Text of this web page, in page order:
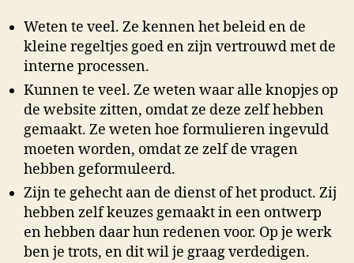
Weten te veel. Ze kennen het beleid en de
kleine regeltjes goed en zijn vertrouwd met de
interne processen.
Kunnen te veel. Ze weten waar alle knopjes op
de website zitten, omdat ze deze zelf hebben
gemaakt. Ze weten hoe formulieren ingevuld
moeten worden, omdat ze zelf de vragen
hebben geformuleerd.
Zijn te gehecht aan de dienst of het product. Zij
hebben zelf keuzes gemaakt in een ontwerp
en hebben daar hun redenen voor. Op je werk
ben je trots, en dit wil je graag verdedigen.